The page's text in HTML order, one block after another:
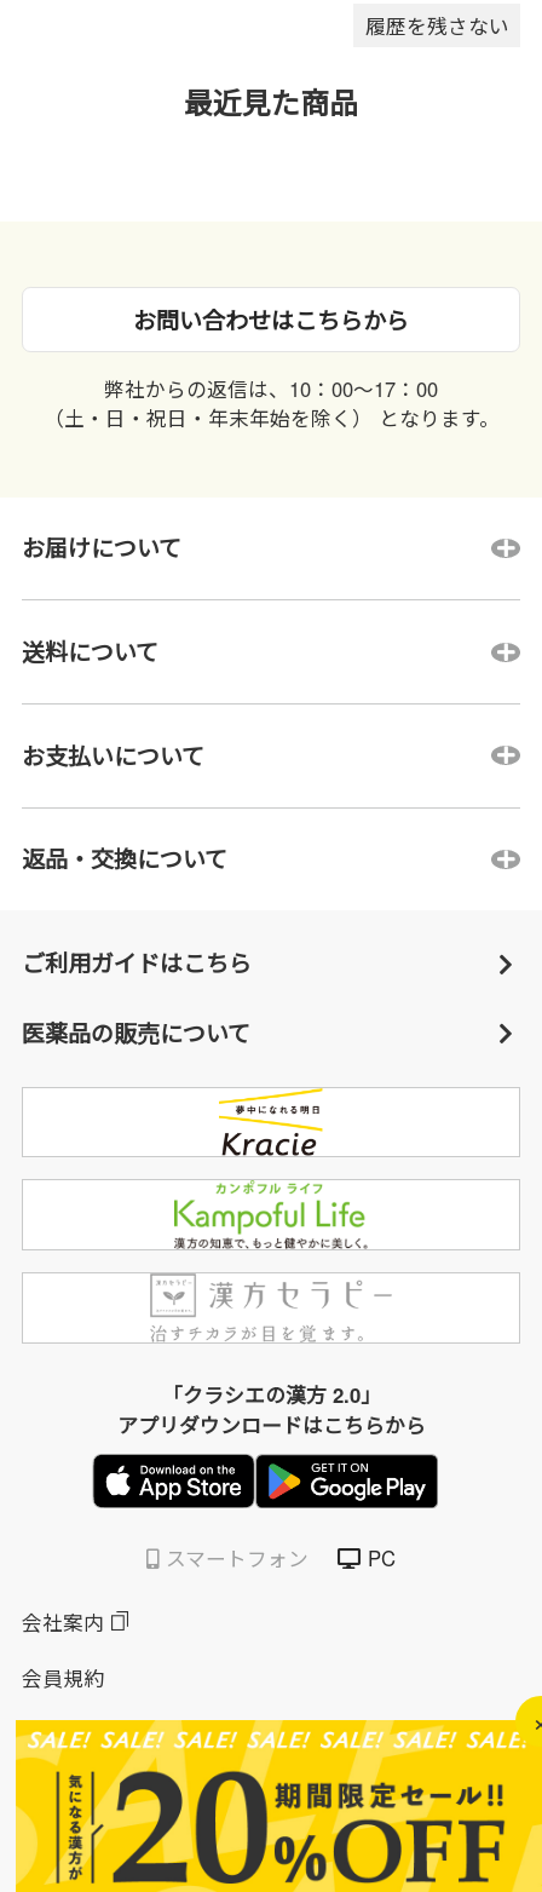
履歴を残さない
最近見た商品
お問い合わせはこちらから
弊社からの返信は、10：00〜17：00
（土・日・祝日・年末年始を除く） となります。
お届けについて
送料について
お支払いについて
返品・交換について
ご利用ガイドはこちら
医薬品の販売について
「クラシエの漢方 2.0」
アプリダウンロードはこちらから
スマートフォン PC
会社案内
会員規約
個人情報保護方針
特定商取引法に基づく表示
このサイトについて